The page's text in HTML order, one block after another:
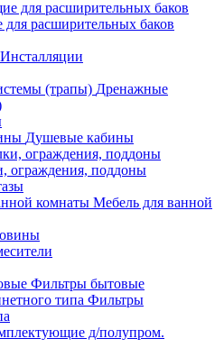
расширительных баков
Инсталляции
Дренажные
Душевые кабины
ограждения, поддоны
Мебель для ванной
Фильтры бытовые
Фильтры